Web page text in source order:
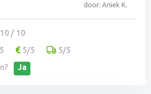
door: Aniek K.
10 / 10
5/5
5/5
Ja